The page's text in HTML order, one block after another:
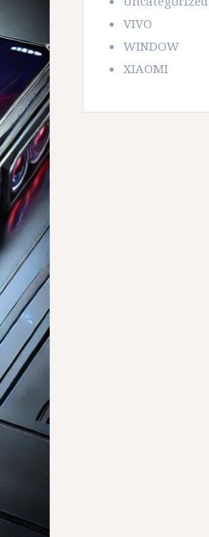
VIVO
WINDOW
XIAOMI